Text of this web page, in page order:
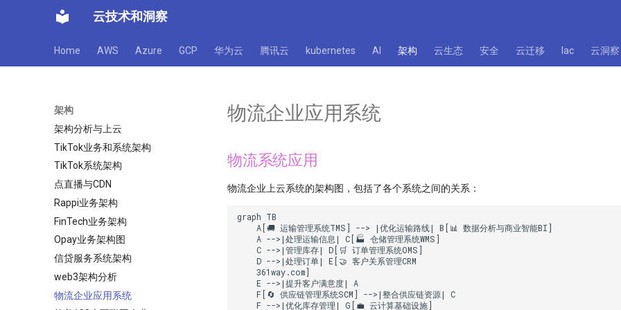
云技术和洞察
Home AWS Azure GCP 华为云 腾讯云 kubernetes AI 架构 云生态 安全 云迁移 Iac 云洞察
架构
架构分析与上云
TikTok业务和系统架构
TikTok系统架构
点直播与CDN
Rappi业务架构
FinTech业务架构
Opay业务架构图
信贷服务系统架构
web3架构分析
物流企业应用系统
物流企业应用系统
物流系统应用
物流企业上云系统的架构图，包括了各个系统之间的关系：
graph TB
    A[🚚 运输管理系统TMS] --> |优化运输路线| B[📊 数据分析与商业智能BI]
    A -->|处理运输信息| C[🏭 仓储管理系统WMS]
    C -->|管理库存| D[🛒 订单管理系统OMS]
    D -->|处理订单| E[🤝 客户关系管理CRM
    361way.com]
    E -->|提升客户满意度| A
    F[🔄 供应链管理系统SCM] -->|整合供应链资源| C
    F -->|优化库存管理| G[💼 云计算基础设施]